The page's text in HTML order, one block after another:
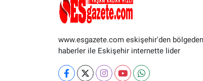
www.esgazete.com eskişehir'den
haberler ile Eskişehir internette lider